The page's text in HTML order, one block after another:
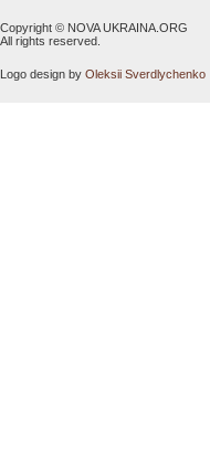
Copyright © NOVA UKRAINA.ORG
All rights reserved.
Logo design by Oleksii Sverdlychenko